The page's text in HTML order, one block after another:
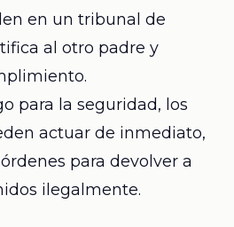
en un tribunal de
al otro padre y
para la seguridad, los
actuar de inmediato,
para devolver a
ilegalmente.